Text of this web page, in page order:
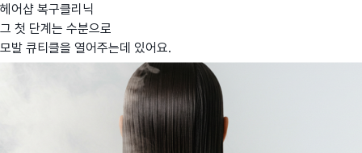
헤어샵 복구클리닉
그 첫 단계는 수분으로
모발 큐티클을 열어주는데 있어요.